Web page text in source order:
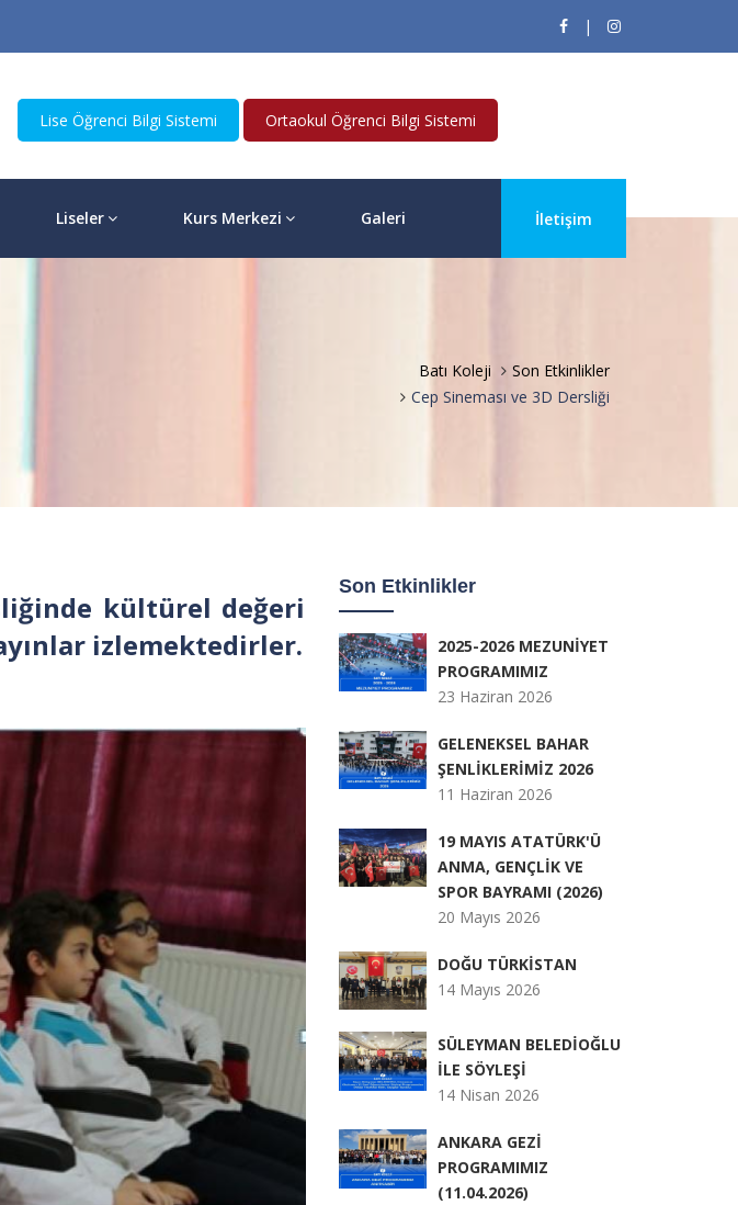
|
Lise Öğrenci Bilgi Sistemi Ortaokul Öğrenci Bilgi Sistemi
Liseler Kurs Merkezi Galeri İletişim
Batı Koleji
Son Etkinlikler
Cep Sineması ve 3D Dersliği
kültürel değeri
izlemektedirler.
Son Etkinlikler
2025-2026 MEZUNİYET
PROGRAMIMIZ
23 Haziran 2026
GELENEKSEL BAHAR
ŞENLİKLERİMİZ 2026
11 Haziran 2026
19 MAYIS ATATÜRK'Ü
ANMA, GENÇLİK VE
SPOR BAYRAMI (2026)
20 Mayıs 2026
DOĞU TÜRKİSTAN
14 Mayıs 2026
SÜLEYMAN BELEDİOĞLU
İLE SÖYLEŞİ
14 Nisan 2026
ANKARA GEZİ
PROGRAMIMIZ
(11.04.2026)